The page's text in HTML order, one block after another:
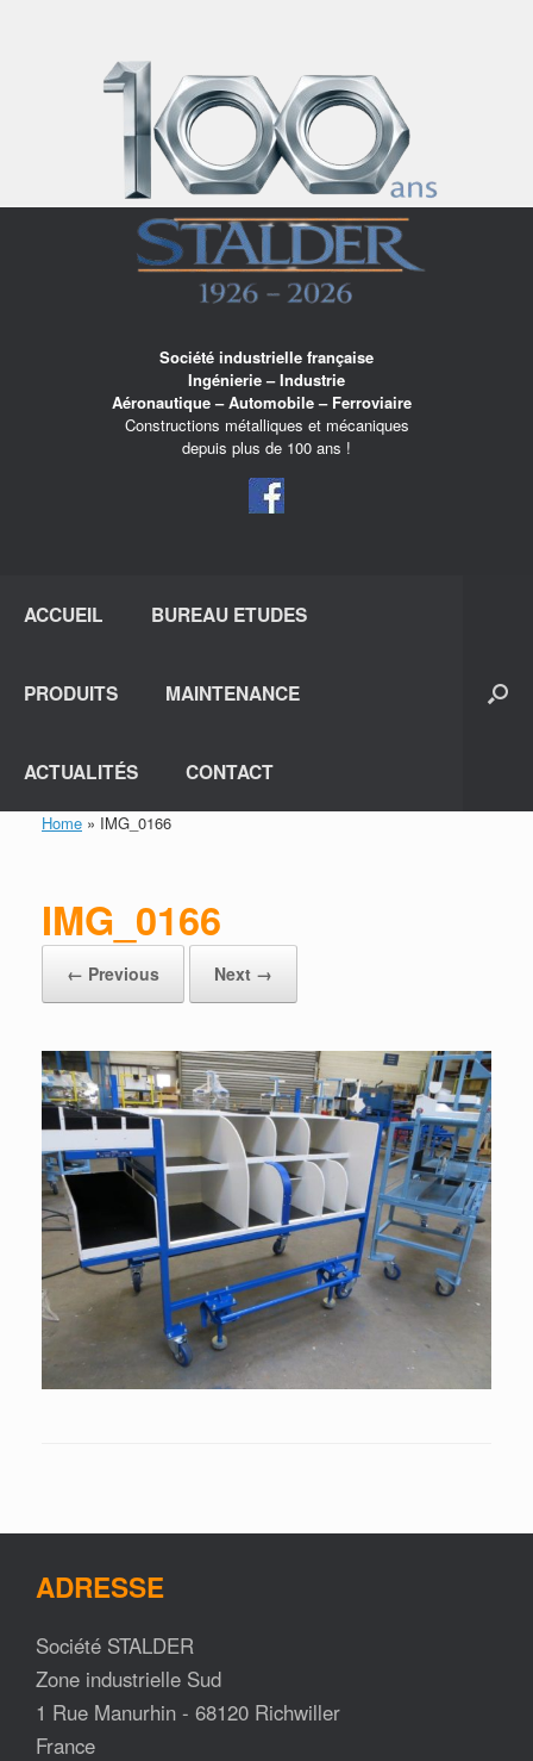
Société industrielle française
Ingénierie – Industrie
Aéronautique – Automobile – Ferroviaire
Constructions métalliques et mécaniques
depuis plus de 100 ans !
ACCUEIL BUREAU ETUDES
PRODUITS MAINTENANCE
ACTUALITÉS CONTACT
Home » IMG_0166
IMG_0166
← Previous Next →
ADRESSE
Société STALDER
Zone industrielle Sud
1 Rue Manurhin - 68120 Richwiller
France